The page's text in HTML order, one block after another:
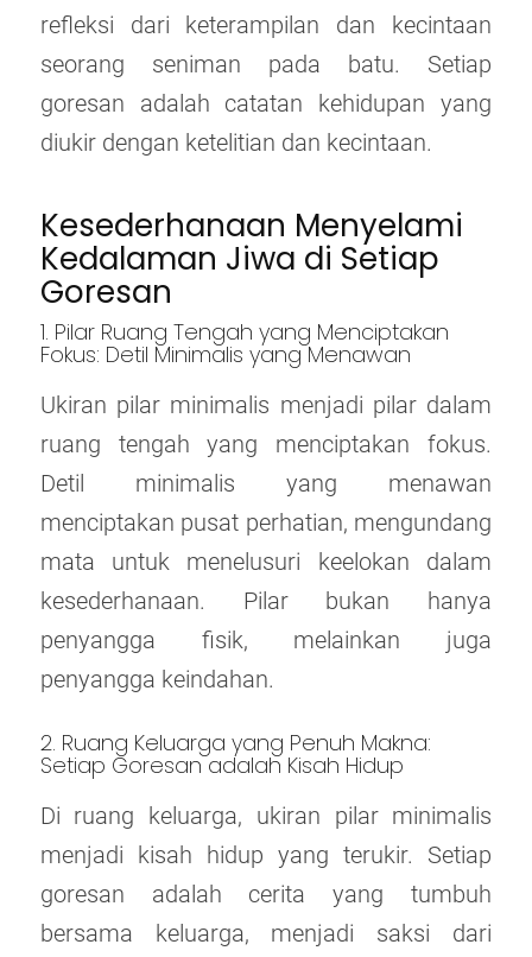
refleksi dari keterampilan dan kecintaan
seorang seniman pada batu. Setiap
goresan adalah catatan kehidupan yang
diukir dengan ketelitian dan kecintaan.
Kesederhanaan Menyelami
Kedalaman Jiwa di Setiap
Goresan
1. Pilar Ruang Tengah yang Menciptakan
Fokus: Detil Minimalis yang Menawan
Ukiran pilar minimalis menjadi pilar dalam
ruang tengah yang menciptakan fokus.
Detil minimalis yang menawan
menciptakan pusat perhatian, mengundang
mata untuk menelusuri keelokan dalam
kesederhanaan. Pilar bukan hanya
penyangga fisik, melainkan juga
penyangga keindahan.
2. Ruang Keluarga yang Penuh Makna:
Setiap Goresan adalah Kisah Hidup
Di ruang keluarga, ukiran pilar minimalis
menjadi kisah hidup yang terukir. Setiap
goresan adalah cerita yang tumbuh
bersama keluarga, menjadi saksi dari